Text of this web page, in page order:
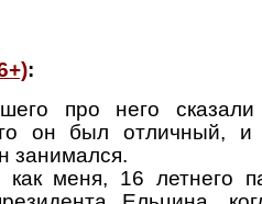
:
про него
он был отличный, и
занимался.
меня, 16 летнего